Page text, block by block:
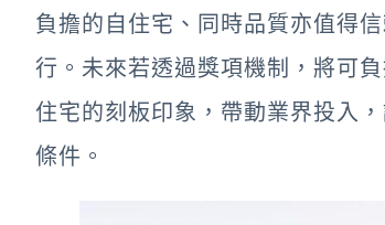
負擔的自住宅、同時品質亦值得
行。未來若透過獎項機制，將可
住宅的刻板印象，帶動業界投入
條件。